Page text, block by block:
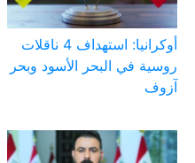
أوكرانيا: استهداف 4 ناقلات
روسية في البحر الأسود وبحر
آزوف